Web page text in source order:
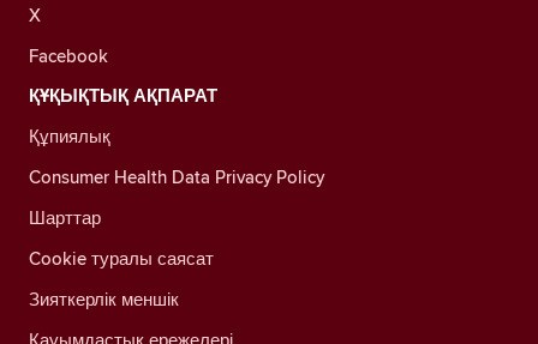
X
Facebook
ҚҰҚЫҚТЫҚ АҚПАРАТ
Құпиялық
Consumer Health Data Privacy Policy
Шарттар
Cookie туралы саясат
Зияткерлік меншік